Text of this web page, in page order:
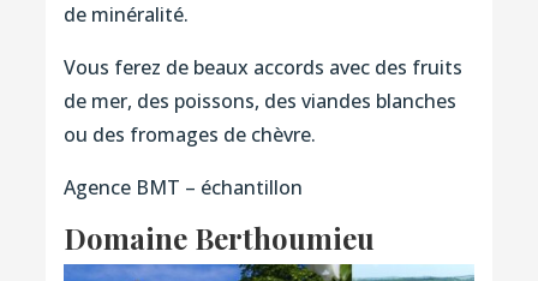
de minéralité.
Vous ferez de beaux accords avec des fruits
de mer, des poissons, des viandes blanches
ou des fromages de chèvre.
Agence BMT – échantillon
Domaine Berthoumieu